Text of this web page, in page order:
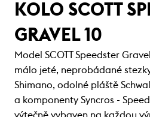
KOLO SCOTT
GRAVEL 10
Model SCOTT Speedster
málo jeté, neprobádané
Shimano, odolné pláště
a komponenty Syncros -
výtečně vybaven na každou